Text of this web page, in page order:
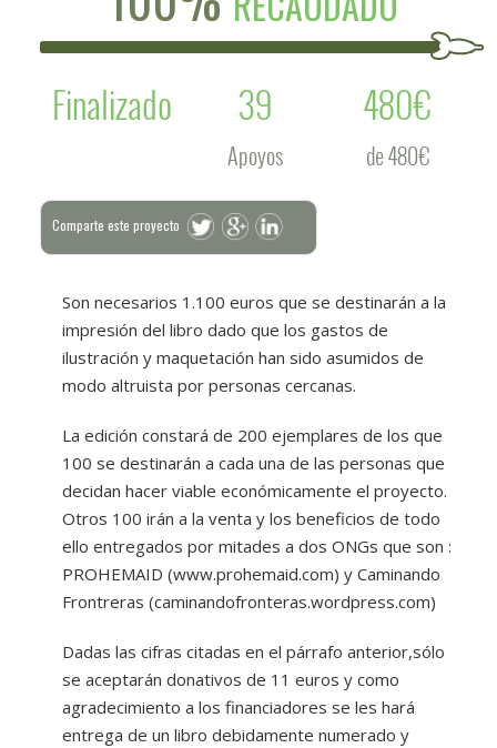
Finalizado
39
Apoyos
480€
de 480€
Comparte este proyecto
Son necesarios 1.100 euros que se destinarán a la
impresión del libro dado que los gastos de
ilustración y maquetación han sido asumidos de
modo altruista por personas cercanas.
La edición constará de 200 ejemplares de los que
100 se destinarán a cada una de las personas que
decidan hacer viable económicamente el proyecto.
Otros 100 irán a la venta y los beneficios de todo
ello entregados por mitades a dos ONGs que son :
PROHEMAID (www.prohemaid.com) y Caminando
Frontreras (caminandofronteras.wordpress.com)
Dadas las cifras citadas en el párrafo anterior,sólo
se aceptarán donativos de 11 euros y como
agradecimiento a los financiadores se les hará
entrega de un libro debidamente numerado y